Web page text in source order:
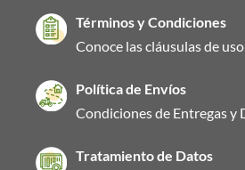
Términos y Condiciones
Conoce las cláusulas de
Política de Envíos
Condiciones de Entregas y
Tratamiento de Datos